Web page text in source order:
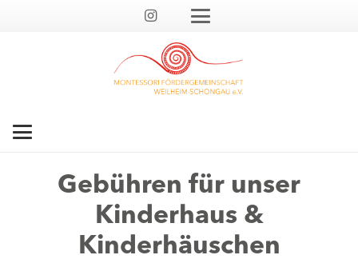
Gebühren für unser
Kinderhaus &
Kinderhäuschen